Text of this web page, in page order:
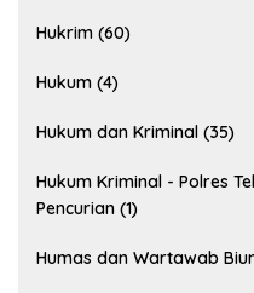
Hukrim (60)
Hukum (4)
Hukum dan Kriminal (35)
Hukum Kriminal - Polres
Pencurian (1)
Humas dan Wartawab